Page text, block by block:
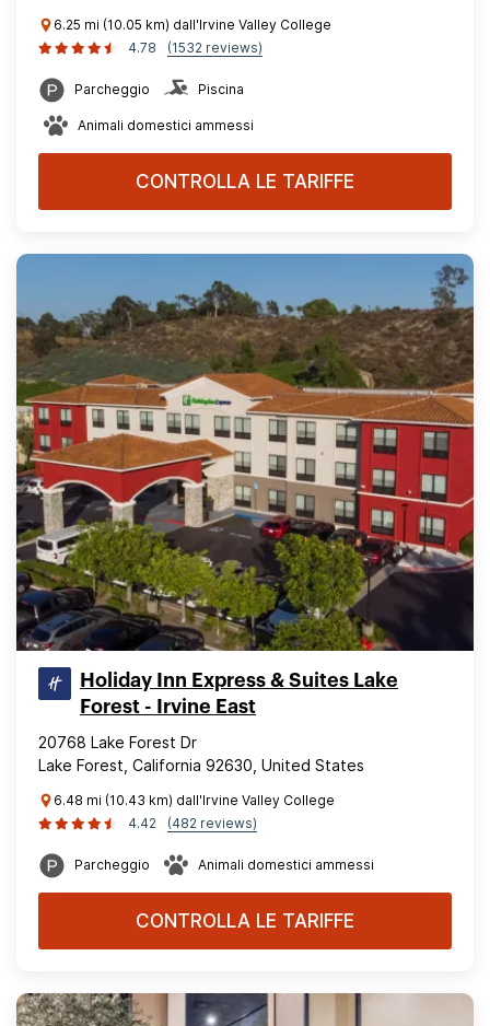
6.25 mi (10.05 km) dall'Irvine Valley College
4.78
(1532 reviews)
Parcheggio Piscina
Animali domestici ammessi
CONTROLLA LE TARIFFE
Holiday Inn Express & Suites Lake
Forest - Irvine East
20768 Lake Forest Dr
Lake Forest, California 92630, United States
6.48 mi (10.43 km) dall'Irvine Valley College
4.42
(482 reviews)
Parcheggio Animali domestici ammessi
CONTROLLA LE TARIFFE